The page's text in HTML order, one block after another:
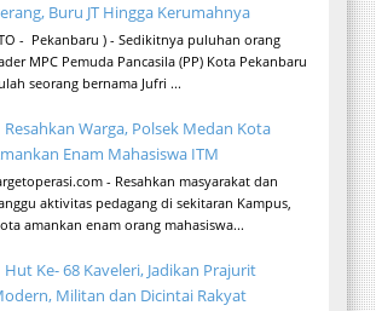
Buru JT Hingga Kerumahnya
- Pekanbaru ) - Sedikitnya puluhan orang
MPC Pemuda Pancasila (PP) Kota Pekanbaru
seorang bernama Jufri ...
Resahkan Warga, Polsek Medan Kota
Enam Mahasiswa ITM
- Resahkan masyarakat dan
aktivitas pedagang di sekitaran Kampus,
amankan enam orang mahasiswa...
Hut Ke- 68 Kaveleri, Jadikan Prajurit
Militan dan Dicintai Rakyat